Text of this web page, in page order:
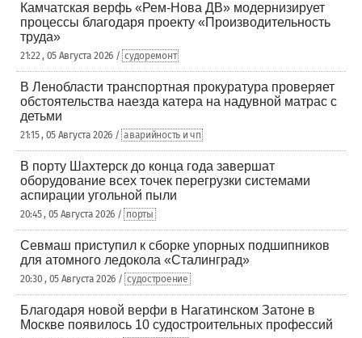
Камчатская верфь «Рем-Нова ДВ» модернизирует
процессы благодаря проекту «Производительность
труда»
21:22 , 05 Августа 2026 / судоремонт
В Ленобласти транспортная прокуратура проверяет
обстоятельства наезда катера на надувной матрас с
детьми
21:15 , 05 Августа 2026 / аварийность и чп
В порту Шахтерск до конца года завершат
оборудование всех точек перегрузки системами
аспирации угольной пыли
20:45 , 05 Августа 2026 / порты
Севмаш приступил к сборке упорных подшипников
для атомного ледокола «Сталинград»
20:30 , 05 Августа 2026 / судостроение
Благодаря новой верфи в Нагатинском Затоне в
Москве появилось 10 судостроительных профессий